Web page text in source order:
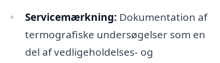
Servicemærkning: Dokumentation af
termografiske undersøgelser som en
del af vedligeholdelses- og